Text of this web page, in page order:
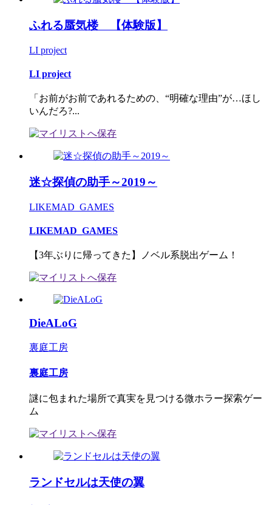
ふれる蜃気楼 【体験版】
LI project
LI project
「お前がお前であれるための、“明確な理由”が…ほし
いんだろ?...
迷☆探偵の助手～2019～
LIKEMAD_GAMES
LIKEMAD_GAMES
【3年ぶりに帰ってきた】ノベル系脱出ゲーム！
DieALoG
裏庭工房
裏庭工房
謎に包まれた場所で真実を見つける微ホラー探索ゲー
ム
ランドセルは天使の翼